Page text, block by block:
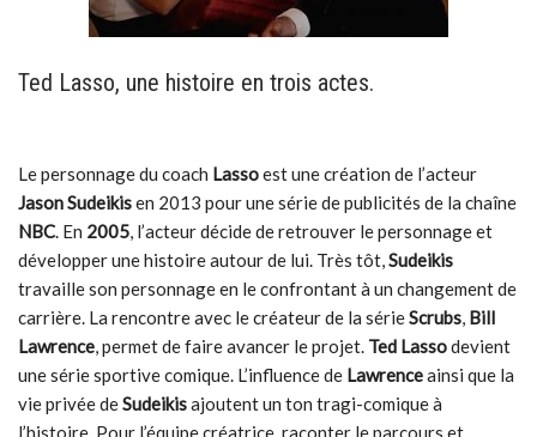
Ted Lasso, une histoire en trois actes.
Le personnage du coach Lassoest une création de l’acteur
Jason Sudeikisen 2013 pour une série de publicités de la chaîne
NBC. En 2005, l’acteur décide de retrouver le personnage et
développer une histoire autour de lui. Très tôt,Sudeikis
travaille son personnage en le confrontant à un changement de
carrière. La rencontre avec le créateur de la sérieScrubs, Bill
Lawrence, permet de faire avancer le projet. Ted Lassodevient
une série sportive comique. L’influence de Lawrenceainsi que la
vie privée deSudeikisajoutent un ton tragi-comique à
l’histoire. Pour l’équipe créatrice, raconter le parcours et